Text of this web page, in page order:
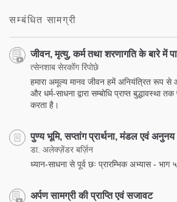
सम्बंधित सामग्री
जीवन, मृत्यु, कर्म तथा शरणागति के बारे में
त्सेनशाब सेरकोँग रिंपोछे
हमारा अमूल्य मानव जीवन हमें अनियंत्रित रूप से
और धर्म-साधना द्वारा सम्बोधि प्राप्त बुद्धावस्था
करता है।
पुण्य भूमि, सप्तांग प्रार्थना, मंडल एवं अनुनय
डा. अलेक्ज़ेंडर बर्ज़िन
ध्यान-साधना से पूर्व छः प्रारम्भिक अभ्यास - भाग
अर्पण सामग्री की प्राप्ति एवं सजावट